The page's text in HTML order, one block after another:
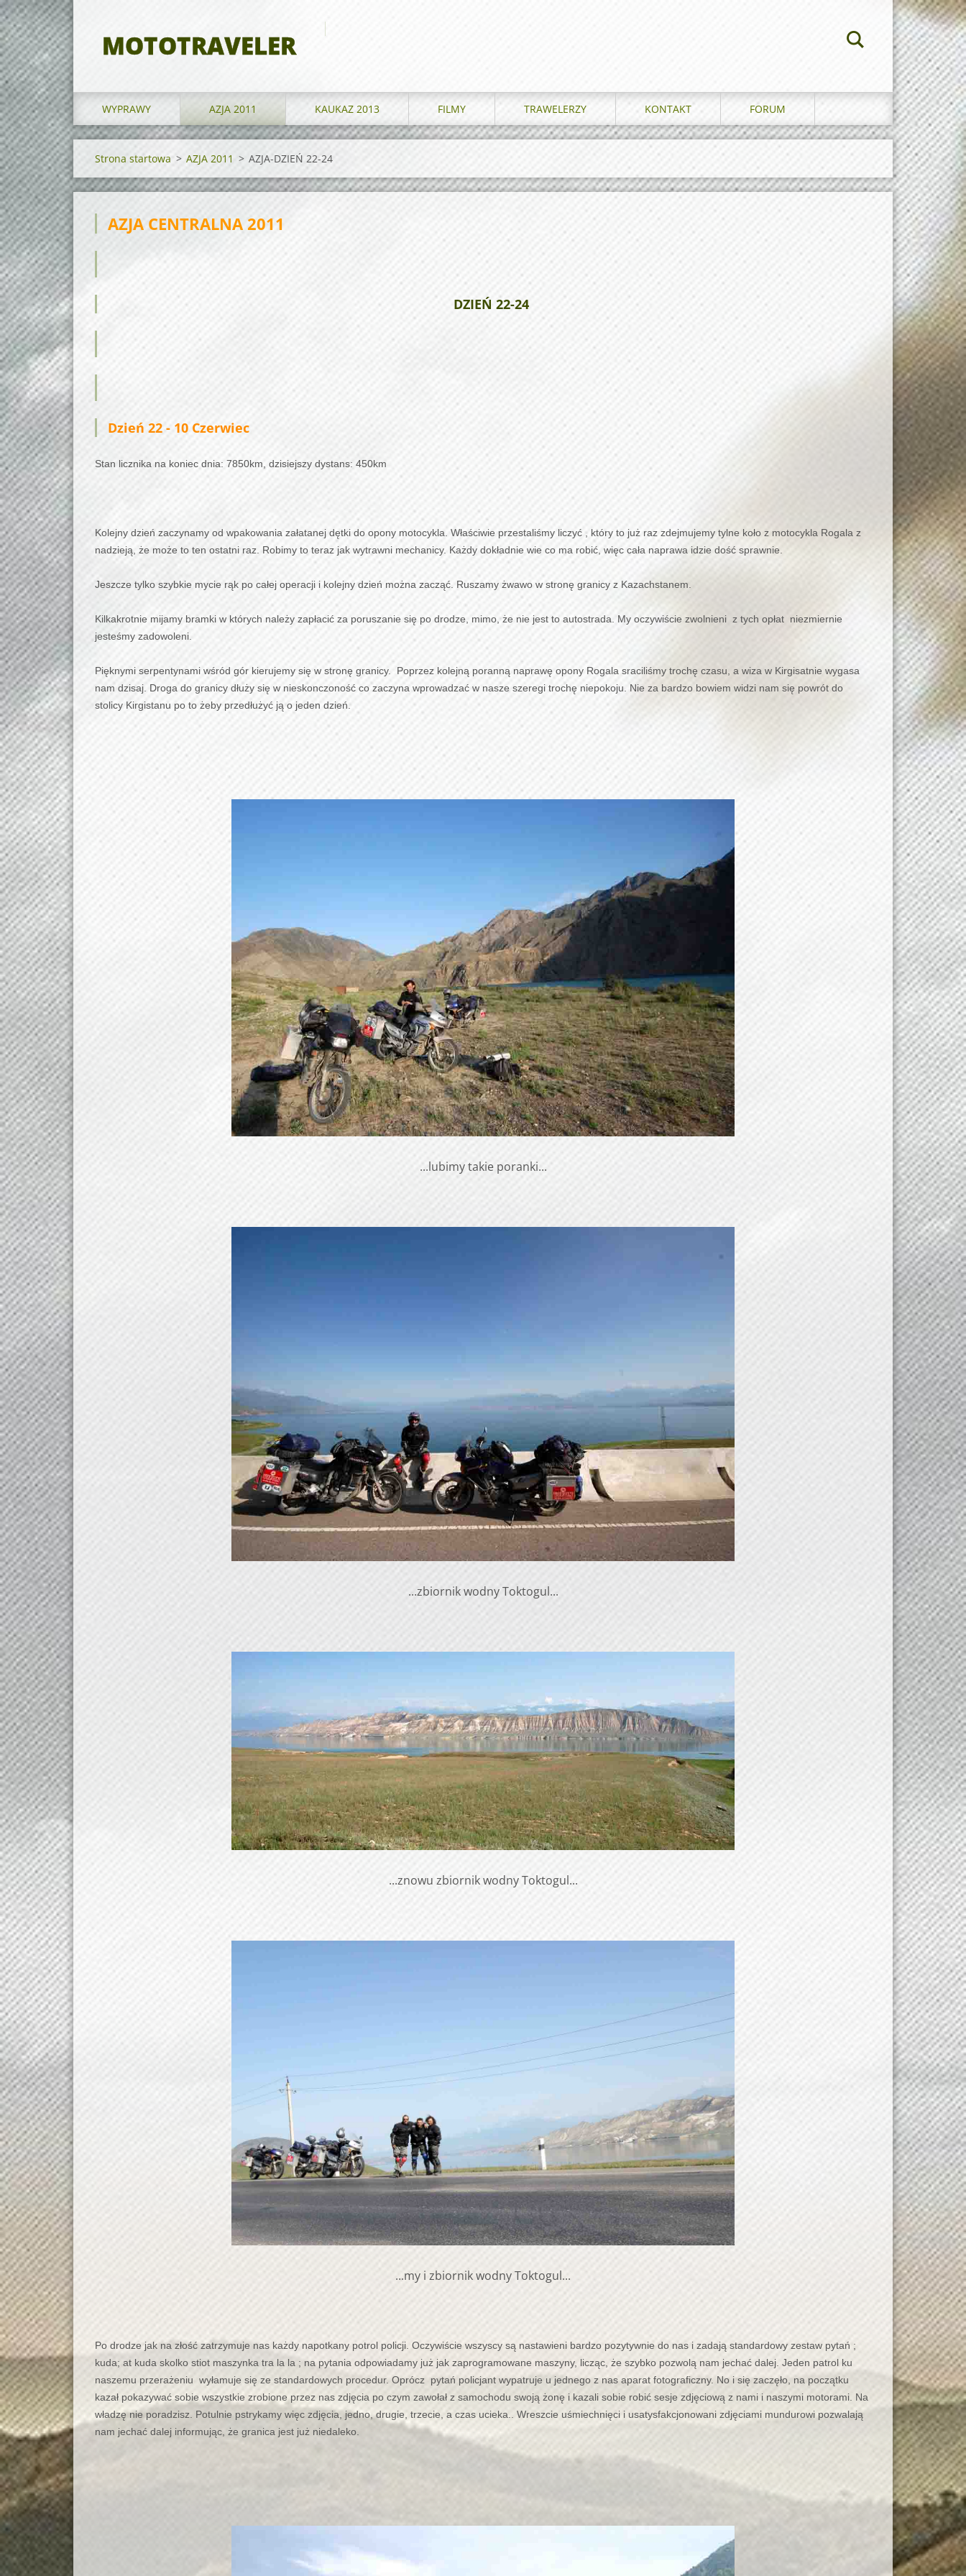
MOTOTRAVELER
WYPRAWY AZJA 2011 KAUKAZ 2013 FILMY TRAWELERZY KONTAKT FORUM
Strona startowa > AZJA 2011 > AZJA-DZIEŃ 22-24
AZJA CENTRALNA 2011
DZIEŃ 22-24
Dzień 22 - 10 Czerwiec
Stan licznika na koniec dnia: 7850km, dzisiejszy dystans: 450km
Kolejny dzień zaczynamy od wpakowania załatanej dętki do opony motocykla. Właściwie przestaliśmy liczyć , który to już raz zdejmujemy tylne koło z motocykla Rogala z
nadzieją, że może to ten ostatni raz. Robimy to teraz jak wytrawni mechanicy. Każdy dokładnie wie co ma robić, więc cała naprawa idzie dość sprawnie.
Jeszcze tylko szybkie mycie rąk po całej operacji i kolejny dzień można zacząć. Ruszamy żwawo w stronę granicy z Kazachstanem.
Kilkakrotnie mijamy bramki w których należy zapłacić za poruszanie się po drodze, mimo, że nie jest to autostrada. My oczywiście zwolnieni z tych opłat niezmiernie
jesteśmy zadowoleni.
Pięknymi serpentynami wśród gór kierujemy się w stronę granicy. Poprzez kolejną poranną naprawę opony Rogala sraciliśmy trochę czasu, a wiza w Kirgisatnie wygasa
nam dzisaj. Droga do granicy dłuży się w nieskonczoność co zaczyna wprowadzać w nasze szeregi trochę niepokoju. Nie za bardzo bowiem widzi nam się powrót do
stolicy Kirgistanu po to żeby przedłużyć ją o jeden dzień.
...lubimy takie poranki...
...zbiornik wodny Toktogul...
...znowu zbiornik wodny Toktogul...
...my i zbiornik wodny Toktogul...
Po drodze jak na złość zatrzymuje nas każdy napotkany potrol policji. Oczywiście wszyscy są nastawieni bardzo pozytywnie do nas i zadają standardowy zestaw pytań ;
kuda; at kuda skolko stiot maszynka tra la la ; na pytania odpowiadamy już jak zaprogramowane maszyny, licząc, że szybko pozwolą nam jechać dalej. Jeden patrol ku
naszemu przerażeniu wyłamuje się ze standardowych procedur. Oprócz pytań policjant wypatruje u jednego z nas aparat fotograficzny. No i się zaczęło, na początku
kazał pokazywać sobie wszystkie zrobione przez nas zdjęcia po czym zawołał z samochodu swoją żonę i kazali sobie robić sesje zdjęciową z nami i naszymi motorami. Na
władzę nie poradzisz. Potulnie pstrykamy więc zdjęcia, jedno, drugie, trzecie, a czas ucieka.. Wreszcie uśmiechnięci i usatysfakcjonowani zdjęciami mundurowi pozwalają
nam jechać dalej informując, że granica jest już niedaleko.